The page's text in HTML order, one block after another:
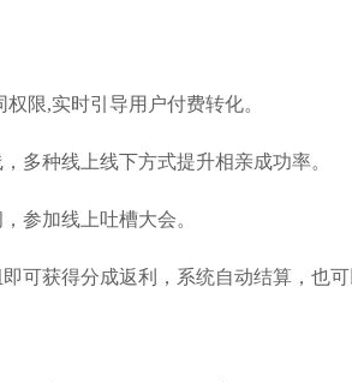
限,实时引导用户付费转化。
多种线上线下方式提升相亲成功率。
参加线上吐槽大会。
可获得分成返利，系统自动结算，也